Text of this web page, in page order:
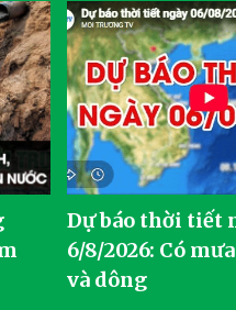
Dự báo thời tiết
6/8/2026: Có
và dông